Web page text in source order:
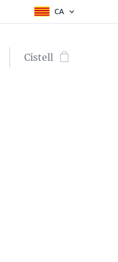
CA
Cistell